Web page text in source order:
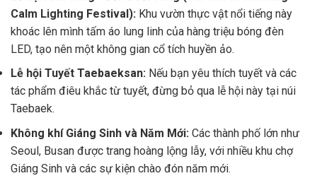
Calm Lighting Festival): Khu vườn thực vật nổi tiếng này
khoác lên mình tấm áo lung linh của hàng triệu bóng đèn
LED, tạo nên một không gian cổ tích huyền ảo.
Lễ hội Tuyết Taebaeksan: Nếu bạn yêu thích tuyết và các
tác phẩm điêu khắc từ tuyết, đừng bỏ qua lễ hội này tại núi
Taebaek.
Không khí Giáng Sinh và Năm Mới: Các thành phố lớn như
Seoul, Busan được trang hoàng lộng lẫy, với nhiều khu chợ
Giáng Sinh và các sự kiện chào đón năm mới.